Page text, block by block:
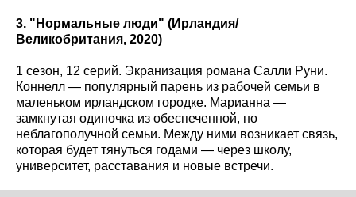
3. "Нормальные люди" (Ирландия/
Великобритания, 2020)
1 сезон, 12 серий. Экранизация романа Салли Руни.
Коннелл — популярный парень из рабочей семьи в
маленьком ирландском городке. Марианна —
замкнутая одиночка из обеспеченной, но
неблагополучной семьи. Между ними возникает связь,
которая будет тянуться годами — через школу,
университет, расставания и новые встречи.